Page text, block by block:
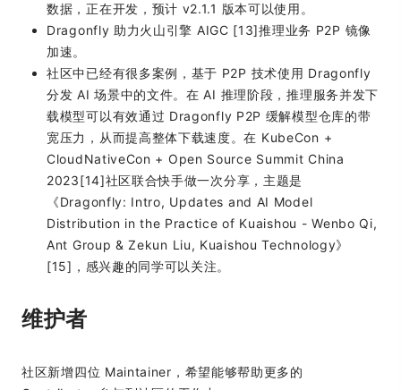
数据，正在开发，预计 v2.1.1 版本可以使用。
Dragonfly 助力火山引擎 AIGC [13]推理业务 P2P 镜像
加速。
社区中已经有很多案例，基于 P2P 技术使用 Dragonfly
分发 AI 场景中的文件。在 AI 推理阶段，推理服务并发下
载模型可以有效通过 Dragonfly P2P 缓解模型仓库的带
宽压力，从而提高整体下载速度。在 KubeCon +
CloudNativeCon + Open Source Summit China
2023[14]社区联合快手做一次分享，主题是
《Dragonfly: Intro, Updates and AI Model
Distribution in the Practice of Kuaishou - Wenbo Qi,
Ant Group & Zekun Liu, Kuaishou Technology》
[15]，感兴趣的同学可以关注。
维护者
社区新增四位 Maintainer，希望能够帮助更多的